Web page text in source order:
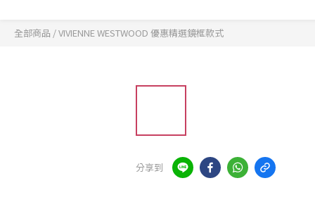
全部商品 /VIVIENNE WESTWOOD 優惠精選鏡框款式
分享到